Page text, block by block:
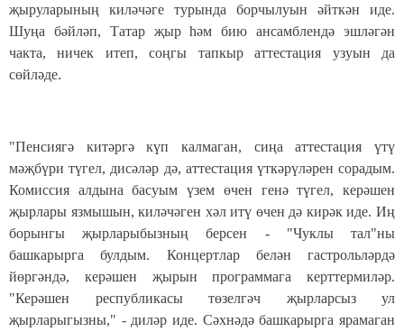
җыруларының киләчәге турында борчылуын әйткән иде.
Шуңа бәйләп, Татар җыр һәм бию ансамблендә эшләгән
чакта, ничек итеп, соңгы тапкыр аттестация узуын да
сөйләде.
"Пенсиягә китәргә күп калмаган, сиңа аттестация үтү
мәҗбүри түгел, дисәләр дә, аттестация үткәрүләрен сорадым.
Комиссия алдына басуым үзем өчен генә түгел, керәшен
җырлары язмышын, киләчәген хәл итү өчен дә кирәк иде. Иң
борынгы җырларыбызның берсен - "Чуклы тал"ны
башкарырга булдым. Концертлар белән гастрольләрдә
йөргәндә, керәшен җырын программага керттермиләр.
"Керәшен республикасы төзелгәч җырларсыз ул
җырларыгызны," - диләр иде. Сәхнәдә башкарырга ярамаган